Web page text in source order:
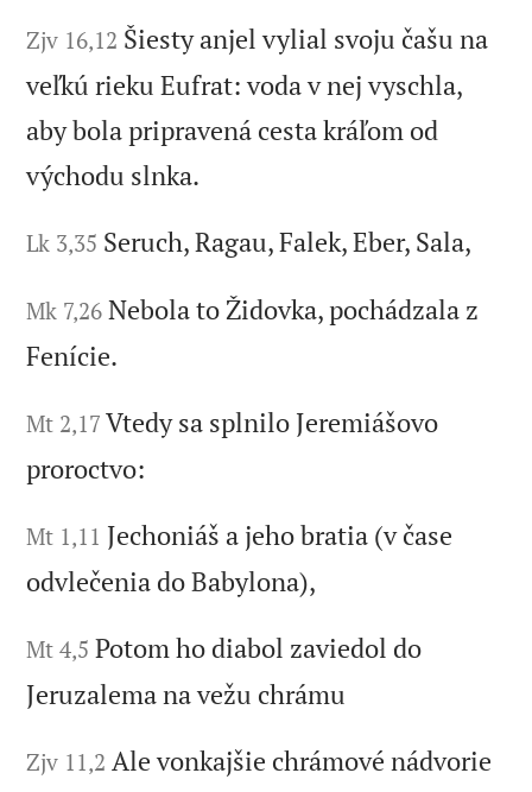
Zjv 16,12 Šiesty anjel vylial svoju čašu na
veľkú rieku Eufrat: voda v nej vyschla,
aby bola pripravená cesta kráľom od
východu slnka.
Lk 3,35 Seruch, Ragau, Falek, Eber, Sala,
Mk 7,26 Nebola to Židovka, pochádzala z
Fenície.
Mt 2,17 Vtedy sa splnilo Jeremiášovo
proroctvo:
Mt 1,11 Jechoniáš a jeho bratia (v čase
odvlečenia do Babylona),
Mt 4,5 Potom ho diabol zaviedol do
Jeruzalema na vežu chrámu
Zjv 11,2 Ale vonkajšie chrámové nádvorie